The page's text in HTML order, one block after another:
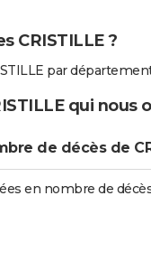
CRISTILLE ?
par
qui nous
de décès de
en nombre de